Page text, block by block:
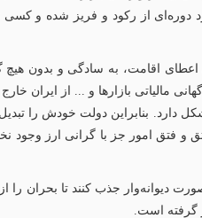
دوره‌ای از رکود و فریز شده و کسی
به دامان بازارهای دیگر بریزیم!! در واقع ترکیه با قانون سرمایه‌گذاری ۲۵۰ هزار دلاری برای اعطای
مالیاتی بازارها و ... از ایران
بنابراین دولت خودش را
رتق و فتق امور جز با گرانی ارز وجود
می‌کردند تا نقدینگی را به صورت دیوانه‌وار جذب کنند تا
گرفته است.